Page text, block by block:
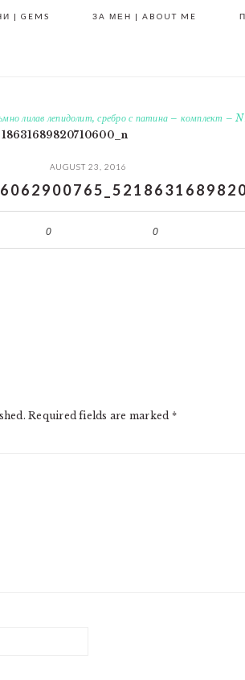
| GEMS ЗА МЕН | ABOUT ME
лилав лепидолит, сребро с патина – комплект –
AUGUST 23, 2016
0 0
Required fields are marked *